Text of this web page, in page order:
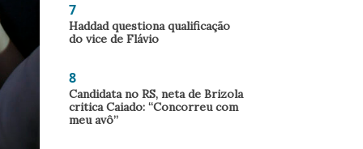
7
Haddad questiona qualificação
do vice de Flávio
8
Candidata no RS, neta de Brizola
critica Caiado: “Concorreu com
meu avô”